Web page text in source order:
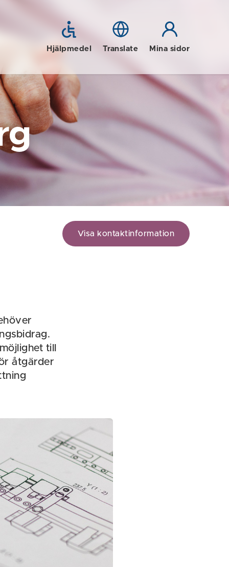
Hjälpmedel Translate Mina sidor
Visa kontaktinformation
till
åtgärder